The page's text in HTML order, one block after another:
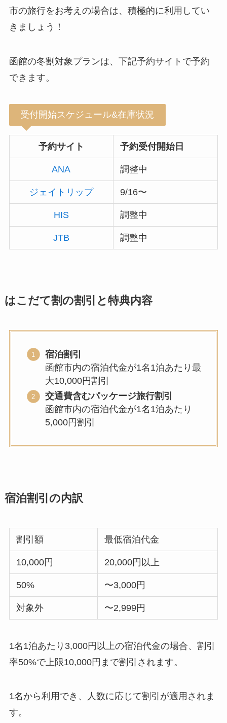
市の旅行をお考えの場合は、積極的に利用してい
きましょう！
函館の冬割対象プランは、下記予約サイトで予約
できます。
受付開始スケジュール&在庫状況
予約サイト 予約受付開始日
ANA 調整中
ジェイトリップ 9/16〜
HIS 調整中
JTB 調整中
はこだて割の割引と特典内容
宿泊割引
函館市内の宿泊代金が1名1泊あたり最
大10,000円割引
交通費含むパッケージ旅行割引
函館市内の宿泊代金が1名1泊あたり
5,000円割引
宿泊割引の内訳
割引額 最低宿泊代金
10,000円 20,000円以上
50% 〜3,000円
対象外 〜2,999円
1名1泊あたり3,000円以上の宿泊代金の場合、割引
率50%で上限10,000円まで割引されます。
1名から利用でき、人数に応じて割引が適用されま
す。